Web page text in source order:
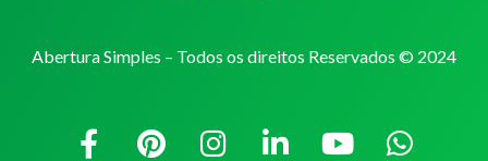
Abertura Simples – Todos os direitos Reservados © 2024